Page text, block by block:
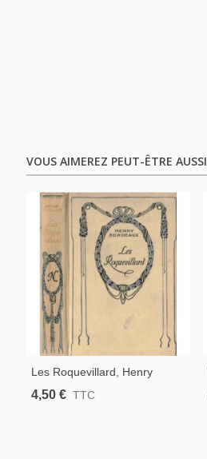
VOUS AIMEREZ PEUT-ÊTRE AUSSI
Les Roquevillard, Henry
Bordeaux - Domaine Familial,
4,50 € TTC